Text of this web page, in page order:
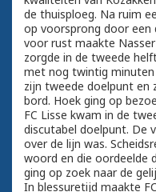
de thuisploeg. Na ruim
op voorsprong door een
voor rust maakte
zorgde in de tweede
met nog twintig
zijn tweede doelpunt en
bord. Hoek ging op
FC Lisse kwam in de
discutabel doelpunt. De
over de lijn was.
woord en die oordeelde
ging op zoek naar de
In blessuretijd maakte